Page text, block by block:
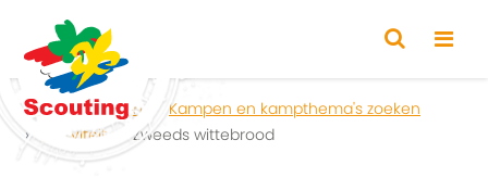
Home Zoeken
Kampen en kampthema's zoeken
Activiteit
Zweeds wittebrood